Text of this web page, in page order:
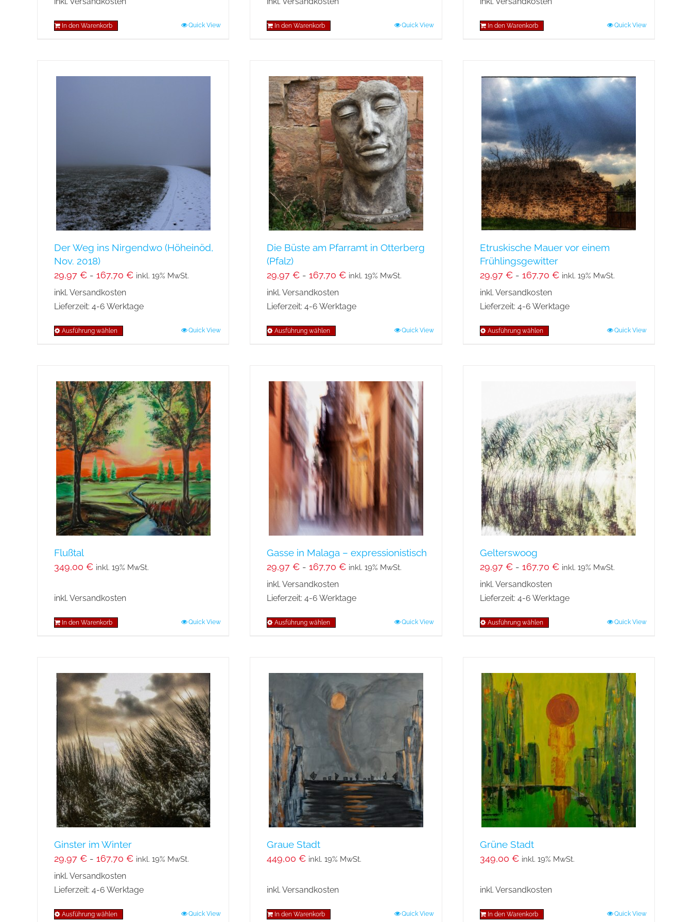
In den Warenkorb Quick View In den Warenkorb Quick View In den Warenkorb Quick View
Der Weg ins Nirgendwo (Höheinöd,
Nov. 2018)
29,97 € - 167,70 € inkl. 19% MwSt.
inkl. Versandkosten
Lieferzeit: 4-6 Werktage
Ausführung wählen
mehrere
Varianten
auf.
Die
Optionen
können
auf
der
Produktseite
gewählt
werden
Quick View
Die Büste am Pfarramt in Otterberg
(Pfalz)
29,97€ -167,70€ inkl. 19% MwSt.
inkl. Versandkosten
Lieferzeit:4-6 Werktage
Ausführung wählen
mehrere
Varianten
auf.
Die
Optionen
können
auf
der
Produktseite
gewählt
werden
Quick View
Etruskische Mauer vor einem
Frühlingsgewitter
29,97 €- 167,70 € inkl. 19% MwSt.
inkl. Versandkosten
Lieferzeit: 4-6 Werktage
Ausführung wählen
auf.
Die
Optionen
können
auf
der
Produktseite
gewählt
werden
Quick View
Flußtal
349,00 € inkl. 19% MwSt.
inkl. Versandkosten
In den Warenkorb Quick View
Gasse in Malaga – expressionistisch
29,97€ -167,70€ inkl. 19% MwSt.
inkl. Versandkosten
Lieferzeit:4-6 Werktage
Ausführung wählen
mehrere
Varianten
auf.
Die
Optionen
können
auf
der
Produktseite
gewählt
werden
Quick View
Gelterswoog
29,97 €- 167,70 € inkl. 19% MwSt.
inkl. Versandkosten
Lieferzeit: 4-6 Werktage
Ausführung wählen
mehrere
auf.
Die
Optionen
können
auf
der
Produktseite
gewählt
werden
Quick View
Ginster im Winter
29,97 € - 167,70 € inkl. 19% MwSt.
inkl. Versandkosten
Lieferzeit: 4-6 Werktage
Ausführung wählen Quick View
Graue Stadt
449,00€ inkl. 19% MwSt.
inkl. Versandkosten
In den Warenkorb Quick View
Grüne Stadt
349,00 € inkl. 19% MwSt.
inkl. Versandkosten
In den Warenkorb Quick View